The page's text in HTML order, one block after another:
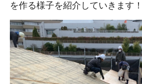
を作る様子を紹介していきます！